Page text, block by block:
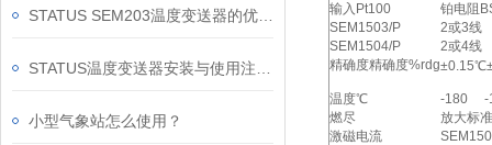
输入Pt100
铂电阻
SEM1503/P
2或3线
SEM1504/P
2或4线
精确度精确度%rdg
温度℃
-180 -
燃尽
放大标
激磁电流
小型气象站怎么使用？